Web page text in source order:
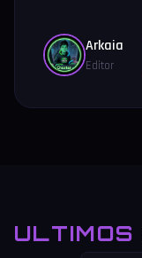
Arkaia
Editor
ULTIMOS